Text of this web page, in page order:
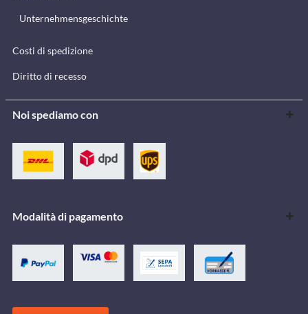
Unternehmensgeschichte
Costi di spedizione
Diritto di recesso
Noi spediamo con
Modalità di pagamento